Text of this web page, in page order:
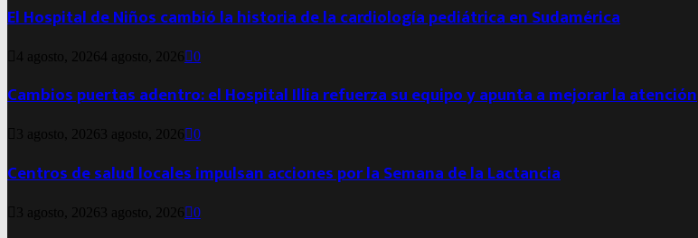
El Hospital de Niños cambió la historia de la cardiología pediátrica en Sudamérica
4 agosto, 20264 agosto, 2026 0
Cambios puertas adentro: el Hospital Illia refuerza su equipo y apunta a mejorar la atención
3 agosto, 2026 3 agosto, 2026 0
Centros de salud locales impulsan acciones por la Semana de la Lactancia
3 agosto, 2026 3 agosto, 2026 0